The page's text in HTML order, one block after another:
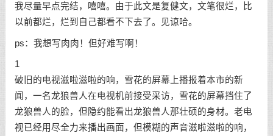
我尽量早点完结，嘻嘻。由于此文是复健文，文笔很烂，比
以前都烂，烂到自己都看不下去了。见谅哈。
ps：我想写肉肉！但好难写啊！
1
破旧的电视滋啦滋啦的响，雪花的屏幕上播报着本市的新
闻，一名龙狼兽人在电视机前接受采访，雪花的屏幕挡住了
龙狼兽人的脸，但隐约能看出龙狼兽人那壮硕的身材。老电
视已经用尽全力来播出画面，但模糊的声音滋啦滋啦的响，